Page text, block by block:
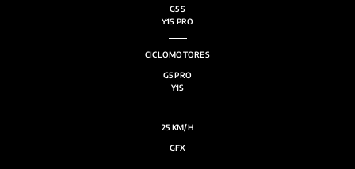
G5 S
Y1S PRO
CICLOMOTORES
G5 PRO
Y1S
25 KM/H
GFX